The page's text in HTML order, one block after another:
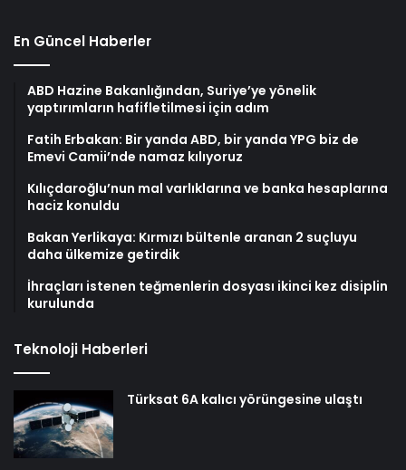
En Güncel Haberler
ABD Hazine Bakanlığından, Suriye’ye yönelik
yaptırımların hafifletilmesi için adım
Fatih Erbakan: Bir yanda ABD, bir yanda YPG biz de
Emevi Camii’nde namaz kılıyoruz
Kılıçdaroğlu’nun mal varlıklarına ve banka hesaplarına
haciz konuldu
Bakan Yerlikaya: Kırmızı bültenle aranan 2 suçluyu
daha ülkemize getirdik
İhraçları istenen teğmenlerin dosyası ikinci kez disiplin
kurulunda
Teknoloji Haberleri
Türksat 6A kalıcı yörüngesine ulaştı